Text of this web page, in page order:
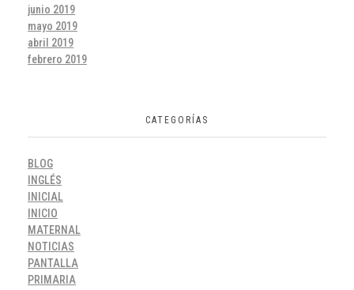
junio 2019
mayo 2019
abril 2019
febrero 2019
CATEGORÍAS
BLOG
INGLÉS
INICIAL
INICIO
MATERNAL
NOTICIAS
PANTALLA
PRIMARIA